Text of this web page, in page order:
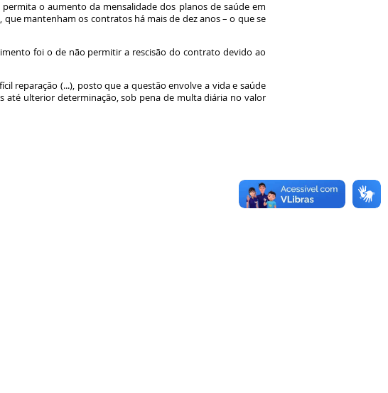
o aumento da mensalidade dos planos de saúde em
mantenham os contratos há mais de dez anos – o que se
foi o de não permitir a rescisão do contrato devido ao
reparação (...), posto que a questão envolve a vida e saúde
até ulterior determinação, sob pena de multa diária no valor